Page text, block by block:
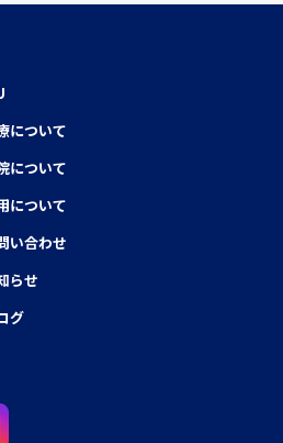
について
について
について
い合わせ
らせ
グ